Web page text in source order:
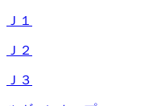
Ｊ１
Ｊ２
Ｊ３